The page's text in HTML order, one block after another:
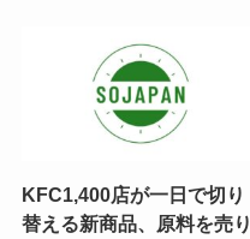
KFC1,400店が一日で切り
替える新商品、原料を売り